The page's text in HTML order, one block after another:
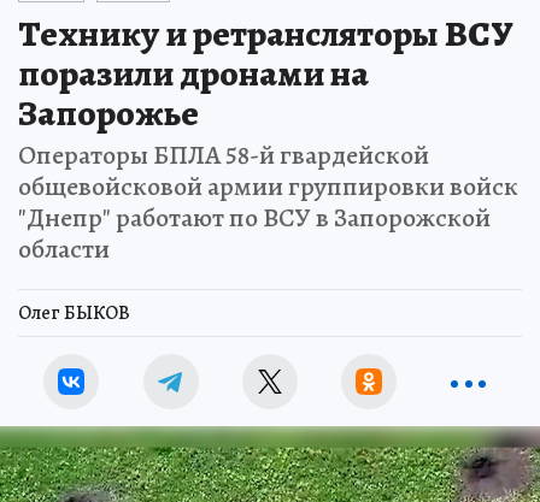
Технику и ретрансляторы ВСУ
поразили дронами на
Запорожье
Операторы БПЛА 58-й гвардейской
общевойсковой армии группировки войск
"Днепр" работают по ВСУ в Запорожской
области
Олег БЫКОВ